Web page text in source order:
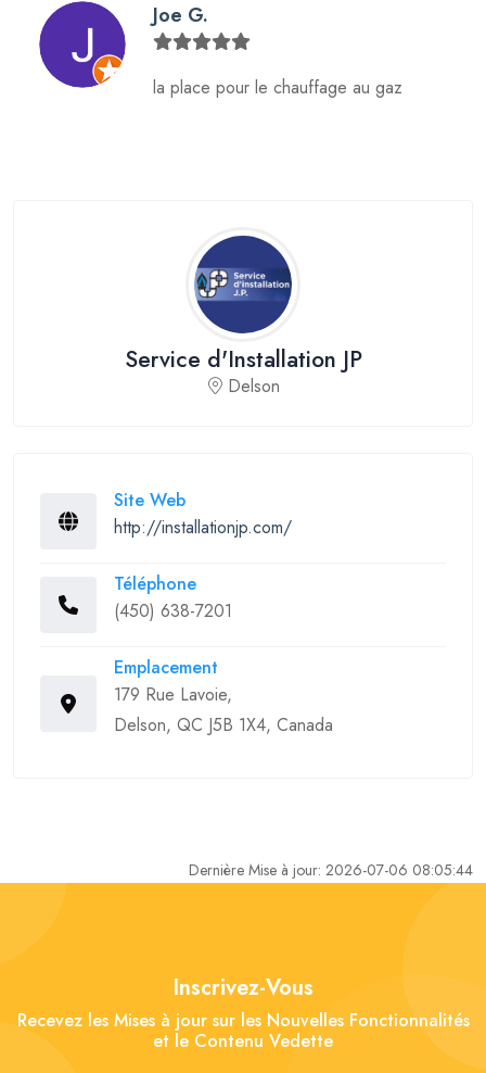
Joe G.
la place pour le chauffage au gaz
Service d'Installation JP
Delson
Site Web
http://installationjp.com/
Téléphone
(450) 638-7201
Emplacement
179 Rue Lavoie,
Delson, QC J5B 1X4, Canada
Dernière Mise à jour: 2026-07-06 08:05:44
Inscrivez-Vous
Recevez les Mises à jour sur les Nouvelles Fonctionnalités
et le Contenu Vedette